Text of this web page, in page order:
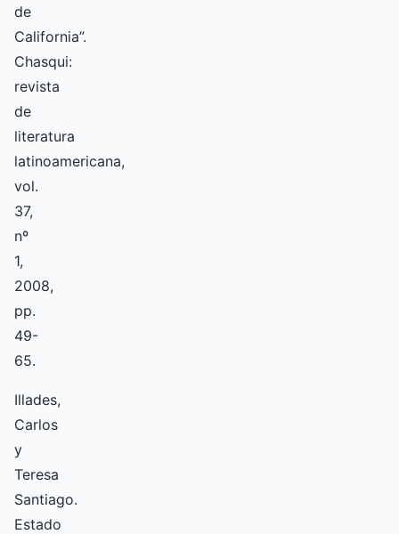
de
California”.
Chasqui:
revista
de
literatura
latinoamericana,
vol.
37,
nº
1,
2008,
pp.
49-
65.
Illades,
Carlos
y
Teresa
Santiago.
Estado